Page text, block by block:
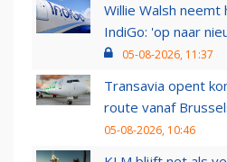
Willie Walsh
IndiGo: 'op naar
05-08-2026, 11:37
Transavia opent
route vanaf
05-08-2026, 10:46